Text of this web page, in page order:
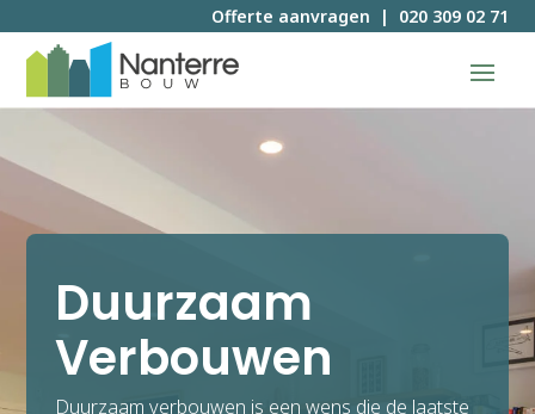
Offerte aanvragen | 020 309 02 71
Duurzaam
Verbouwen
Duurzaam verbouwen is een wens die de laatste
Offerte aanvragen